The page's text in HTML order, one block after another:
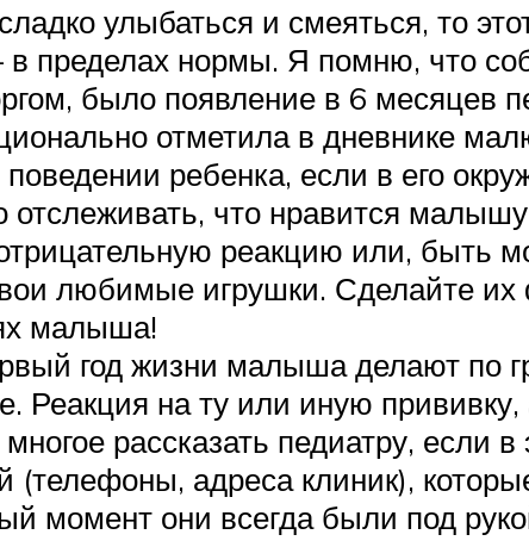
улыбаться и смеяться, то
в пределах нормы. Я помню, что
было появление в 6 месяцев
отметила в дневнике
ребенка, если в его
что нравится малышу,
реакцию или, быть
любимые игрушки. Сделайте
малыша!
год жизни малыша делают по
Реакция на ту или иную
рассказать педиатру, если
адреса клиник),
момент они всегда были под